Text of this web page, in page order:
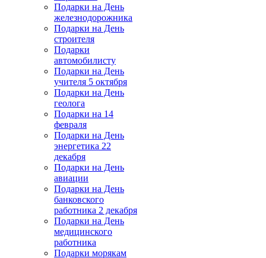
Подарки на День
железнодорожника
Подарки на День
строителя
Подарки
автомобилисту
Подарки на День
учителя 5 октября
Подарки на День
геолога
Подарки на 14
февраля
Подарки на День
энергетика 22
декабря
Подарки на День
авиации
Подарки на День
банковского
работника 2 декабря
Подарки на День
медицинского
работника
Подарки морякам